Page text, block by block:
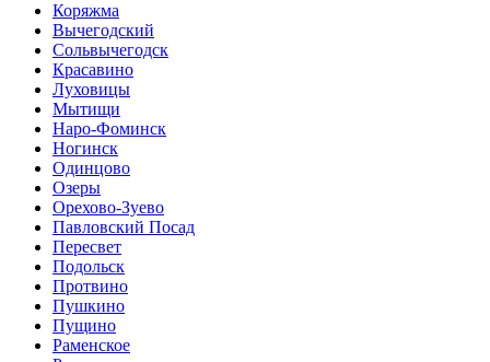
Коряжма
Вычегодский
Сольвычегодск
Красавино
Луховицы
Мытищи
Наро-Фоминск
Ногинск
Одинцово
Озеры
Орехово-Зуево
Павловский Посад
Пересвет
Подольск
Протвино
Пушкино
Пущино
Раменское